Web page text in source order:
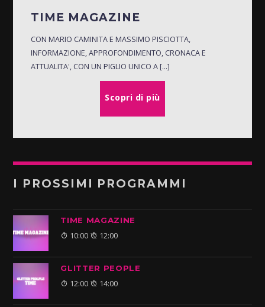
TIME MAGAZINE
CON MARIO CAMINITA E MASSIMO PISCIOTTA,
INFORMAZIONE, APPROFONDIMENTO, CRONACA E
ATTUALITA', CON UN PIGLIO UNICO A [...]
Scopri di più
I PROSSIMI PROGRAMMI
TIME MAGAZINE
10:00 12:00
GLITTER PEOPLE
12:00 14:00